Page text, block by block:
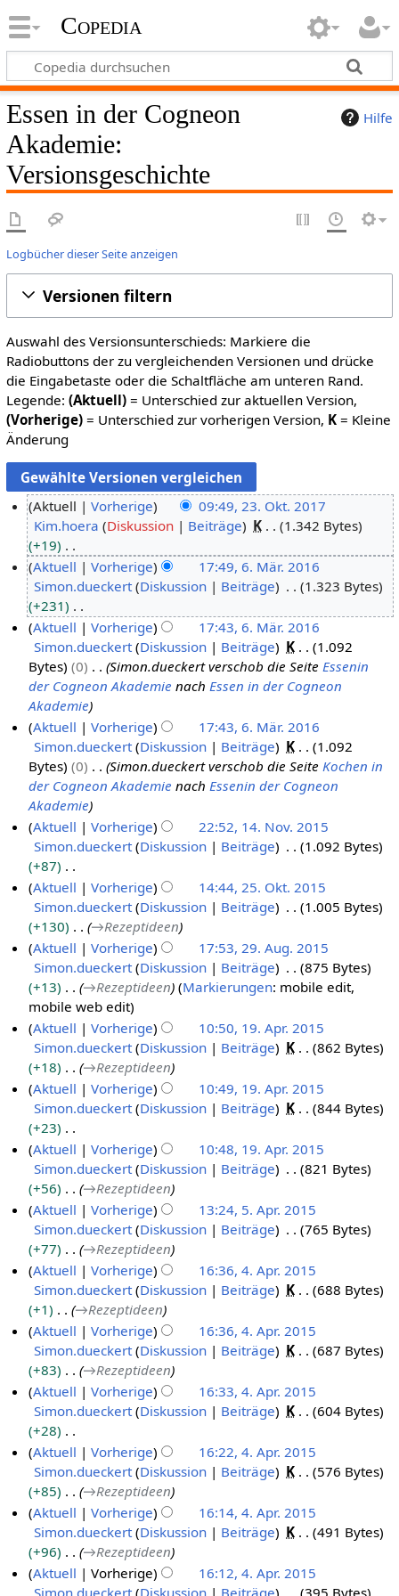
Copedia
Hilfe
Essen in der Cogneon
Akademie:
Versionsgeschichte
Logbücher dieser Seite anzeigen
Versionen filtern
Auswahl des Versionsunterschieds: Markiere die
Radiobuttons der zu vergleichenden Versionen und drücke
die Eingabetaste oder die Schaltfläche am unteren Rand.
Legende: (Aktuell)= Unterschied zur aktuellen Version,
(Vorherige)= Unterschied zur vorherigen Version, K= Kleine
Änderung
2
Aktuell Vorherige
09:49, 23. Okt. 2017
Kim.hoera Diskussion Beiträge K
1.342 Bytes
+19
K
e
i
n
e
B
e
a
r
b
e
i
t
u
n
g
s
z
u
s
a
m
m
e
n
a
s
s
u
n
g
M
0
Aktuell Vorherige
17:49, 6. Mär. 2016
Simon.dueckert Diskussion Beiträge
1.323 Bytes
+231
K
e
i
n
e
B
e
a
r
b
e
i
t
u
n
g
s
z
u
s
a
m
m
e
n
a
s
s
u
n
g
Aktuell Vorherige
17:43, 6. Mär. 2016
Simon.dueckert Diskussion Beiträge K
1.092
Bytes
0 Simon.dueckert verschob die SeiteEssenin
der Cogneon Akademie nachEssen in der Cogneon
Akademie
Aktuell
Vorherige
17:43, 6. Mär. 2016
Simon.dueckert Diskussion Beiträge K
1.092
Bytes
0 Simon.dueckert verschob die SeiteKochen in
der Cogneon Akademie nachEssenin der Cogneon
Akademie
v
e
0
Aktuell Vorherige
22:52, 14. Nov. 2015
Simon.dueckert Diskussion Beiträge
1.092 Bytes
+87
K
e
i
n
e
B
e
a
r
b
e
i
t
u
n
g
s
z
u
s
a
m
m
e
n
f
a
s
s
u
n
g
o
1
Aktuell Vorherige
14:44, 25. Okt. 2015
Simon.dueckert Diskussion Beiträge
1.005 Bytes
+130
→Rezeptideen
A
u
2
5
Aktuell Vorherige
17:53, 29. Aug. 2015
Simon.dueckert Diskussion Beiträge
875 Bytes
+13
→Rezeptideen Markierungen: mobile edit
mobile web edit
2
5
Aktuell Vorherige
10:50, 19. Apr. 2015
Simon.dueckert Diskussion Beiträge K
862 Bytes
+18
→Rezeptideen
Aktuell
Vorherige
10:49, 19. Apr. 2015
Simon.dueckert Diskussion Beiträge K
844 Bytes
+23
K
e
i
n
e
B
e
a
r
b
e
i
t
u
n
g
s
z
u
s
a
m
m
Aktuell Vorherige
10:48, 19. Apr. 2015
Simon.dueckert Diskussion Beiträge
821 Bytes
+56
→Rezeptideen
A
0
Aktuell Vorherige
13:24, 5. Apr. 2015
Simon.dueckert Diskussion Beiträge
765 Bytes
+77
→Rezeptideen
A
0
Aktuell Vorherige
16:36, 4. Apr. 2015
Simon.dueckert Diskussion Beiträge K
688 Bytes
+1
→Rezeptideen
Aktuell
Vorherige
16:36, 4. Apr. 2015
Simon.dueckert Diskussion Beiträge K
687 Bytes
+83
→Rezeptideen
Aktuell
Vorherige
16:33, 4. Apr. 2015
Simon.dueckert Diskussion Beiträge K
604 Bytes
+28
K
e
i
n
e
B
e
a
Aktuell Vorherige
16:22, 4. Apr. 2015
Simon.dueckert Diskussion Beiträge K
576 Bytes
+85
→Rezeptideen
Aktuell
Vorherige
16:14, 4. Apr. 2015
Simon.dueckert Diskussion Beiträge K
491 Bytes
+96
→Rezeptideen
Aktuell
Vorherige
16:12, 4. Apr. 2015